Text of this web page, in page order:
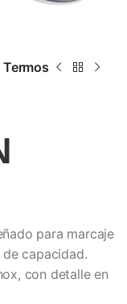
para marcaje
capacidad.
con detalle en